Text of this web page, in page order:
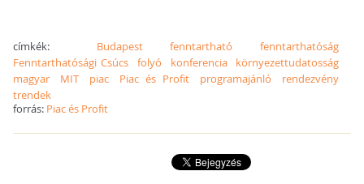
címkék: Budapest fenntartható
fenntarthatóság
Fenntarthatósági Csúcs
folyó konferencia
környezettudatosság
magyar
MIT piac Piac és Profit programajánló
rendezvény
trendek
forrás: Piac és Profit